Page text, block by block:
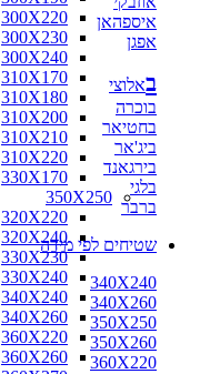
300X220
300X230
300X240
310X170
310X180
310X200
310X210
310X220
330X170
350X250
320X220
320X240
330X230
330X240
340X240
340X260
360X220
360X260
איספהאן
אפגן
באלוצי
בוכרה
בחטיאר
ביג'אר
בירגאנד
בלגי
ברבר
שטיחים לפי מידה
340X240
340X260
350X250
350X260
360X220